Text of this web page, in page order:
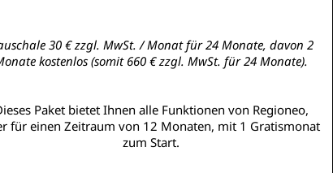
30 € zzgl. MwSt. / Monat für 24 Monate, davon 2
kostenlos (somit 660 € zzgl. MwSt. für 24 Monate).
Paket bietet Ihnen alle Funktionen von Regioneo,
für einen Zeitraum von 12 Monaten, mit 1 Gratismonat
zum Start.